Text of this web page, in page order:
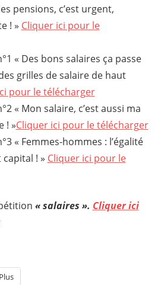
pensions, c’est urgent,
! » Cliquer ici pour le
« Des bons salaires ça passe
grilles de salaire de haut
pour le télécharger
« Mon salaire, c’est aussi ma
! »Cliquer ici pour le télécharger
« Femmes-hommes : l’égalité
capital ! » Cliquer ici pour le
« salaires ». Cliquer ici
Plus